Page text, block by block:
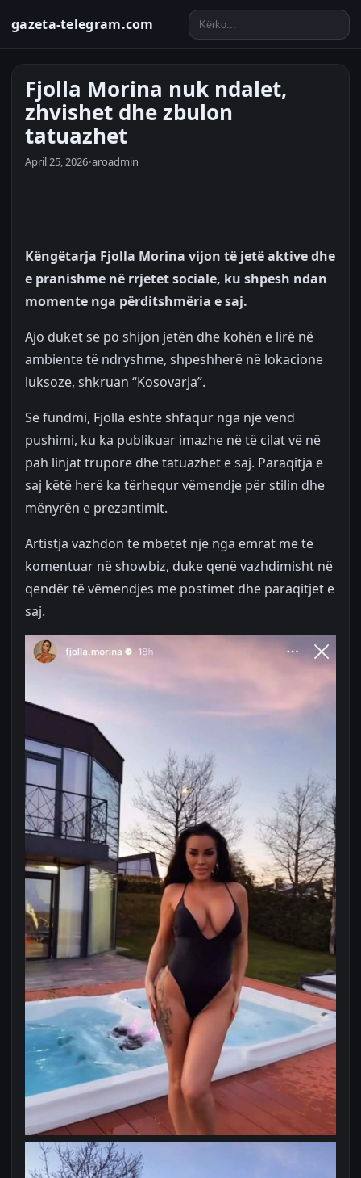
gazeta-telegram.com
Fjolla Morina nuk ndalet,
zhvishet dhe zbulon
tatuazhet
April 25, 2026•aroadmin
Këngëtarja Fjolla Morina vijon të jetë aktive dhe
e pranishme në rrjetet sociale, ku shpesh ndan
momente nga përditshmëria e saj.
Ajo duket se po shijon jetën dhe kohën e lirë në
ambiente të ndryshme, shpeshherë në lokacione
luksoze, shkruan “Kosovarja”.
Së fundmi, Fjolla është shfaqur nga një vend
pushimi, ku ka publikuar imazhe në të cilat vë në
pah linjat trupore dhe tatuazhet e saj. Paraqitja e
saj këtë herë ka tërhequr vëmendje për stilin dhe
mënyrën e prezantimit.
Artistja vazhdon të mbetet një nga emrat më të
komentuar në showbiz, duke qenë vazhdimisht në
qendër të vëmendjes me postimet dhe paraqitjet e
saj.